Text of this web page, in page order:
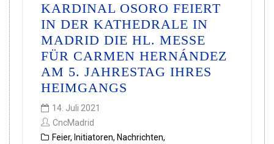
KARDINAL OSORO FEIERT
IN DER KATHEDRALE IN
MADRID DIE HL. MESSE
FÜR CARMEN HERNÁNDEZ
AM 5. JAHRESTAG IHRES
HEIMGANGS
14. Juli 2021
CncMadrid
Feier, Initiatoren, Nachrichten,